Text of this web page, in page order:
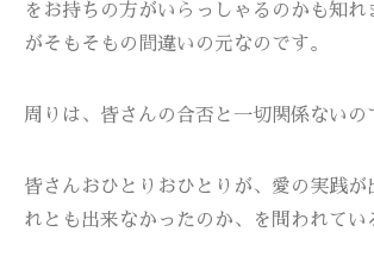
をお持ちの方がいらっしゃるのかも知れ
がそもそもの間違いの元なのです。
周りは、皆さんの合否と一切関係ないの
皆さんおひとりおひとりが、愛の実践が
れとも出来なかったのか、を問われてい